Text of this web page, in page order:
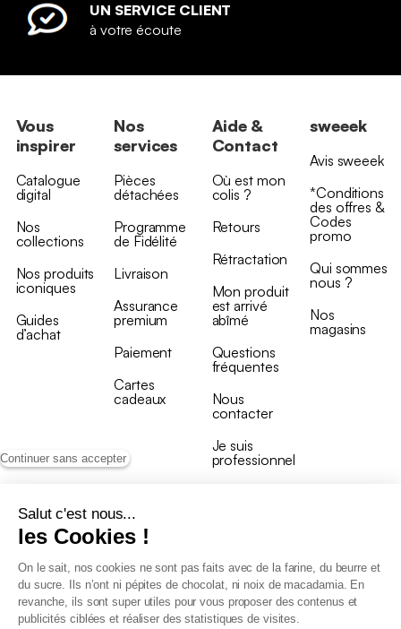
Continuer sans accepter
Salut c'est nous...
les Cookies !
On le sait, nos cookies ne sont pas faits avec de la farine, du beurre et
du sucre. Ils n’ont ni pépites de chocolat, ni noix de macadamia. En
revanche, ils sont super utiles pour vous proposer des contenus et
publicités ciblées et réaliser des statistiques de visites.
UN SERVICE CLIENT
à votre écoute
Vous
inspirer
Catalogue
digital
Nos
collections
Nos produits
iconiques
Guides
d’achat
Nos
services
Pièces
détachées
Programme
de Fidélité
Livraison
Assurance
premium
Paiement
Cartes
cadeaux
Aide &
Contact
Où est mon
colis ?
Retours
Rétractation
Mon produit
est arrivé
abîmé
Questions
fréquentes
Nous
contacter
Je suis
professionnel
sweeek
Avis sweeek
*Conditions
des offres &
Codes
promo
Qui sommes
nous ?
Nos
magasins
Conditions générales de vente
Conditions générales du programme de fidélité
Charte de données personnelles
Conditions générales de vente Pro